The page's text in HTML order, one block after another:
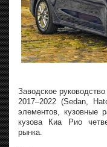
Заводское
2017–2022 (Sedan,
элементов, кузовные
кузова Киа Рио
рынка.